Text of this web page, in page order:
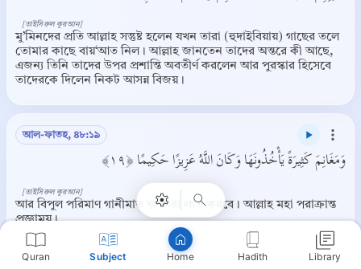
Quran Subject Home Hadith Library
মু’মিনদের প্রতি আল্লাহ সন্তুষ্ট হলেন যখন তারা (হুদাইবিয়ায়) গাছের তলে
তোমার কাছে বায়‘আত নিল। আল্লাহ জানতেন তাদের অন্তরে কী আছে,
এজন্য তিনি তাদের উপর প্রশান্তি অবতীর্ণ করলেন আর পুরস্কার হিসেবে
তাদেরকে দিলেন নিকট আসন্ন বিজয়।
[তাইসিরুল কুরআন]
আল-ফাতহ, ৪৮:১৯
وَمَغَانِمَ كَثِيرَةً يَأْخُذُونَهَا وَكَانَ اللَّهُ عَزِيزًا حَكِيمًا ﴿١٩﴾
আর বিপুল পরিমাণ গানীমাত যা তারা লাভ করবে। আল্লাহ মহা পরাক্রান্ত
প্রজ্ঞাময়।
[তাইসিরুল কুরআন]
আল্লাহ উভয়পক্ষকে যুদ্ধ থেকে বিরত রাখলেন:
Copy